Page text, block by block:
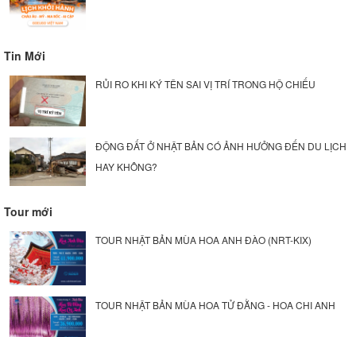
Tin Mới
RỦI RO KHI KÝ TÊN SAI VỊ TRÍ TRONG HỘ CHIẾU
ĐỘNG ĐẤT Ở NHẬT BẢN CÓ ẢNH HƯỞNG ĐẾN DU LỊCH
HAY KHÔNG?
Tour mới
TOUR NHẬT BẢN MÙA HOA ANH ĐÀO (NRT-KIX)
TOUR NHẬT BẢN MÙA HOA TỬ ĐẰNG - HOA CHI ANH